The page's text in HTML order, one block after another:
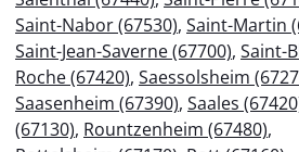
Saint-Nabor (67530), Saint-Martin
Saint-Jean-Saverne (67700), Saint-
Roche (67420), Saessolsheim
Saasenheim (67390), Saales
(67130), Rountzenheim (67480),